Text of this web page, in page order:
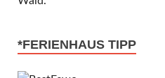
*FERIENHAUS TIPP